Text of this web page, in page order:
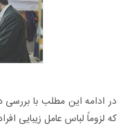
در ادامه این مطلب با
که لزوماً لباس عامل زیبایی